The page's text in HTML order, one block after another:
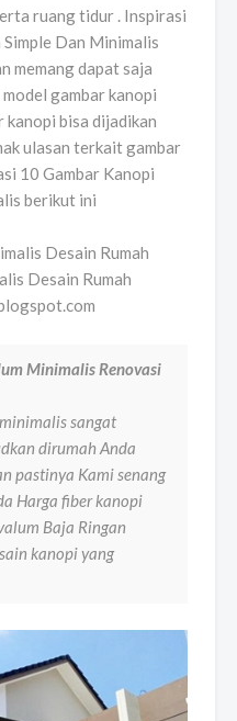
ruang tidur . Inspirasi
Dan Minimalis
memang dapat saja
gambar kanopi
kanopi bisa dijadikan
ulasan terkait gambar
10 Gambar Kanopi
berikut ini
Desain Rumah
Minimalis Renovasi
sangat
dirumah Anda
pastinya Kami senang
Harga fiber kanopi
Baja Ringan
kanopi yang